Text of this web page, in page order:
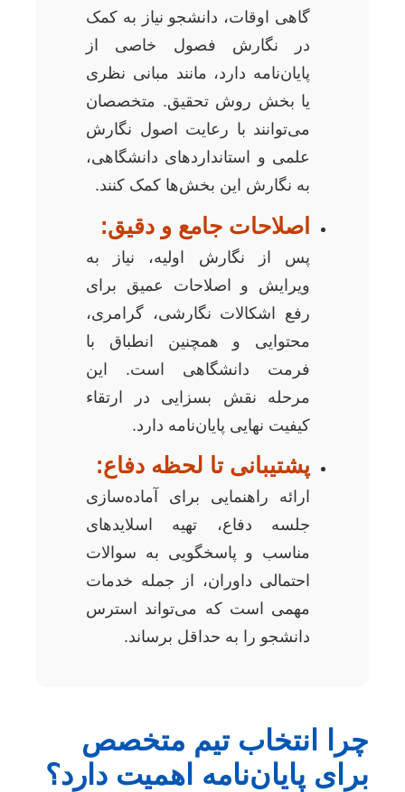
گاهی اوقات، دانشجو نیاز به کمک
در نگارش فصول خاصی از
پایان‌نامه دارد، مانند مبانی نظری
یا بخش روش تحقیق. متخصصان
می‌توانند با رعایت اصول نگارش
علمی و استانداردهای دانشگاهی،
به نگارش این بخش‌ها کمک کنند.
اصلاحات جامع و دقیق:
پس از نگارش اولیه، نیاز به
ویرایش و اصلاحات عمیق برای
رفع اشکالات نگارشی، گرامری،
محتوایی و همچنین انطباق با
فرمت دانشگاهی است. این
مرحله نقش بسزایی در ارتقاء
کیفیت نهایی پایان‌نامه دارد.
پشتیبانی تا لحظه دفاع:
ارائه راهنمایی برای آماده‌سازی
جلسه دفاع، تهیه اسلایدهای
مناسب و پاسخگویی به سوالات
احتمالی داوران، از جمله خدمات
مهمی است که می‌تواند استرس
دانشجو را به حداقل برساند.
چرا انتخاب تیم متخصص
برای پایان‌نامه اهمیت دارد؟